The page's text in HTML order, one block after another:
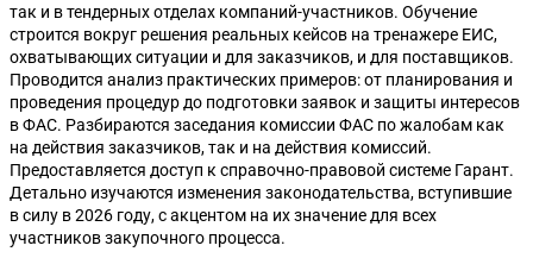
так и в тендерных отделах компаний-участников. Обучение
строится вокруг решения реальных кейсов на тренажере ЕИС,
охватывающих ситуации и для заказчиков, и для поставщиков.
Проводится анализ практических примеров: от планирования и
проведения процедур до подготовки заявок и защиты интересов
в ФАС. Разбираются заседания комиссии ФАС по жалобам как
на действия заказчиков, так и на действия комиссий.
Предоставляется доступ к справочно-правовой системе Гарант.
Детально изучаются изменения законодательства, вступившие
в силу в 2026 году, с акцентом на их значение для всех
участников закупочного процесса.